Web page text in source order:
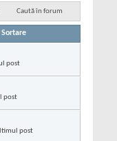
Caută în forum